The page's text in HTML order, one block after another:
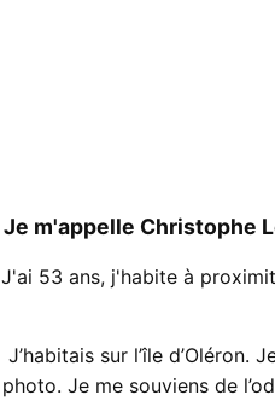
Je m'appelle Christophe
J'ai 53 ans, j'habite à
J’habitais sur l’île d’Oléron.
photo. Je me souviens de